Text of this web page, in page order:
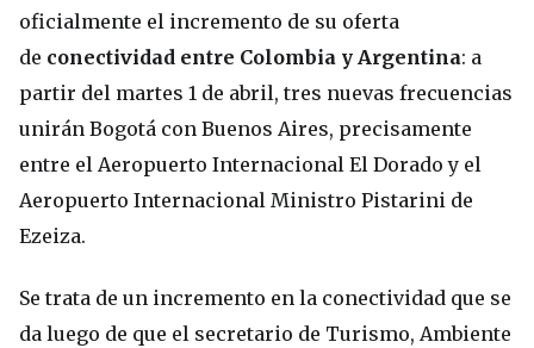
oficialmente el incremento de su oferta
de conectividad entre Colombia y Argentina: a
partir del martes 1 de abril, tres nuevas frecuencias
unirán Bogotá con Buenos Aires, precisamente
entre el Aeropuerto Internacional El Dorado y el
Aeropuerto Internacional Ministro Pistarini de
Ezeiza.
Se trata de un incremento en la conectividad que se
da luego de que el secretario de Turismo, Ambiente